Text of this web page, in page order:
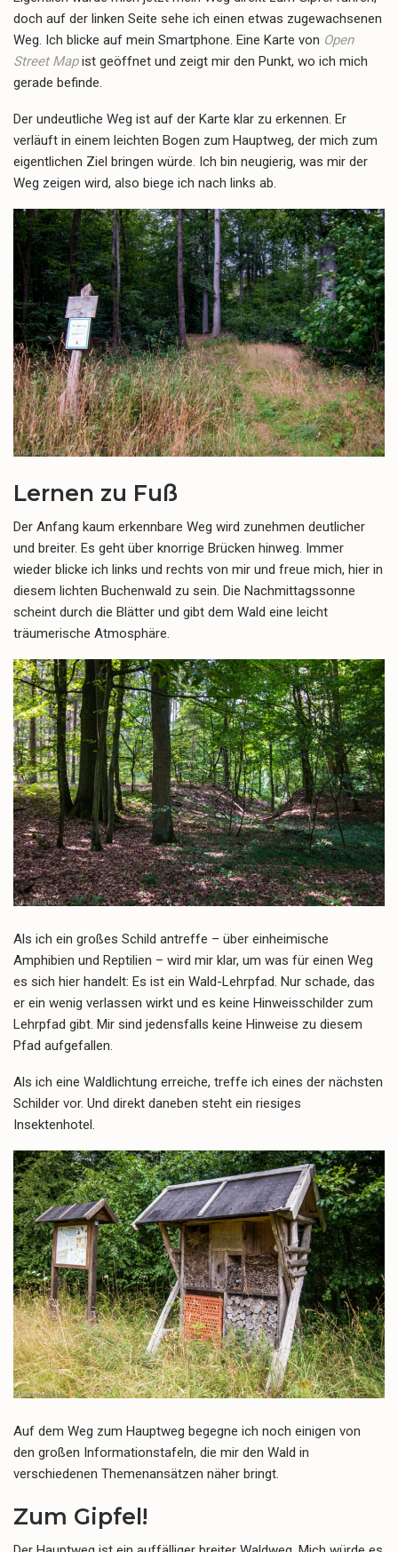
doch auf der linken Seite sehe ich einen etwas zugewachsenen
Weg. Ich blicke auf mein Smartphone. Eine Karte von Open
Street Mapist geöffnet und zeigt mir den Punkt, wo ich mich
gerade befinde.
Der undeutliche Weg ist auf der Karte klar zu erkennen. Er
verläuft in einem leichten Bogen zum Hauptweg, der mich zum
eigentlichen Ziel bringen würde. Ich bin neugierig, was mir der
Weg zeigen wird, also biege ich nach links ab.
Lernen zu Fuß
Der Anfang kaum erkennbare Weg wird zunehmen deutlicher
und breiter. Es geht über knorrige Brücken hinweg. Immer
wieder blicke ich links und rechts von mir und freue mich, hier in
diesem lichten Buchenwald zu sein. Die Nachmittagssonne
scheint durch die Blätter und gibt dem Wald eine leicht
träumerische Atmosphäre.
Als ich ein großes Schild antreffe – über einheimische
Amphibien und Reptilien – wird mir klar, um was für einen Weg
es sich hier handelt: Es ist ein Wald-Lehrpfad. Nur schade, das
er ein wenig verlassen wirkt und es keine Hinweisschilder zum
Lehrpfad gibt. Mir sind jedensfalls keine Hinweise zu diesem
Pfad aufgefallen.
Als ich eine Waldlichtung erreiche, treffe ich eines der nächsten
Schilder vor. Und direkt daneben steht ein riesiges
Insektenhotel.
Auf dem Weg zum Hauptweg begegne ich noch einigen von
den großen Informationstafeln, die mir den Wald in
verschiedenen Themenansätzen näher bringt.
Zum Gipfel!